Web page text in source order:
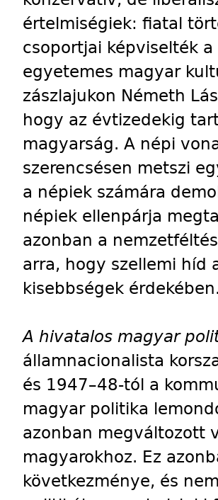
értelmiségiek: fiatal
csoportjai képviselték
egyetemes magyar
zászlajukon Németh
hogy az évtizedekig
magyarság. A népi
szerencsésen metszi
a népiek számára
népiek ellenpárja
azonban a
arra, hogy szellemi híd
kisebbségek érdekében.
A hivatalos magyar
államnacionalista
és 1947–48-tól a
magyar politika
azonban megváltozott
magyarokhoz. Ez
következménye, és